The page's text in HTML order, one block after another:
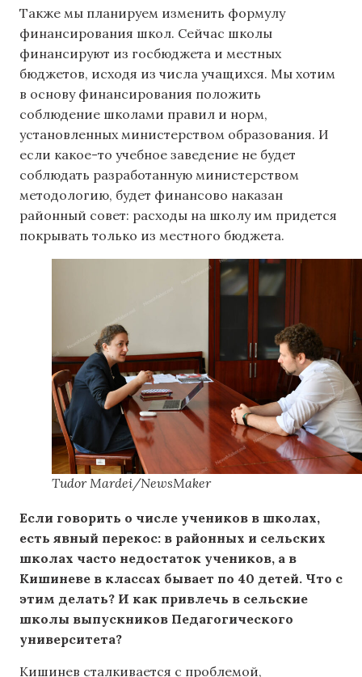
Также мы планируем изменить формулу
финансирования школ. Сейчас школы
финансируют из госбюджета и местных
бюджетов, исходя из числа учащихся. Мы хотим
в основу финансирования положить
соблюдение школами правил и норм,
установленных министерством образования. И
если какое-то учебное заведение не будет
соблюдать разработанную министерством
методологию, будет финансово наказан
районный совет: расходы на школу им придется
покрывать только из местного бюджета.
Tudor Mardei/NewsMaker
Если говорить о числе учеников в школах,
есть явный перекос: в районных и сельских
школах часто недостаток учеников, а в
Кишиневе в классах бывает по 40 детей. Что с
этим делать? И как привлечь в сельские
школы выпускников Педагогического
университета?
Кишинев сталкивается с проблемой,